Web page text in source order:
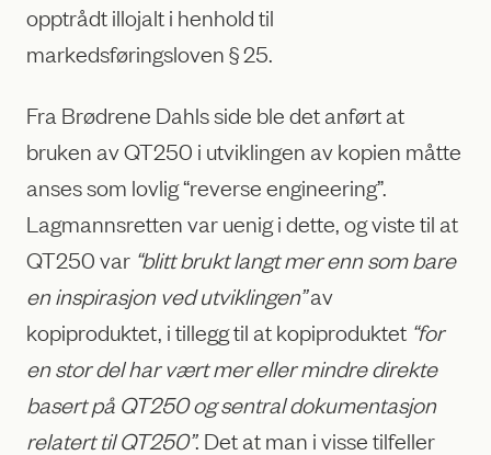
opptrådt illojalt i henhold til
markedsføringsloven § 25.
Fra Brødrene Dahls side ble det anført at
bruken av QT250 i utviklingen av kopien måtte
anses som lovlig “reverse engineering”.
Lagmannsretten var uenig i dette, og viste til at
QT250 var “blitt brukt langt mer enn som bare
en inspirasjon ved utviklingen”av
kopiproduktet, i tillegg til at kopiproduktet “for
en stor del har vært mer eller mindre direkte
basert på QT250 og sentral dokumentasjon
relatert til QT250”. Det at man i visse tilfeller